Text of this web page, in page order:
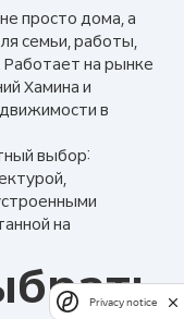
просто дома, а
семьи, работы,
на рынке
Хамина и
в
выбор:
на
Privacy notice